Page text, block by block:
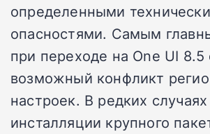
определенными
опасностями. Самым
при переходе на One UI 8.5
возможный конфликт
настроек. В редких
инсталляции крупного